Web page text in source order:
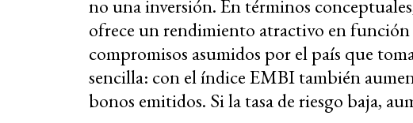
no una inversión. En términos
ofrece un rendimiento atractivo en función
compromisos asumidos por el país que
sencilla: con el índice EMBI también
bonos emitidos. Si la tasa de riesgo baja,